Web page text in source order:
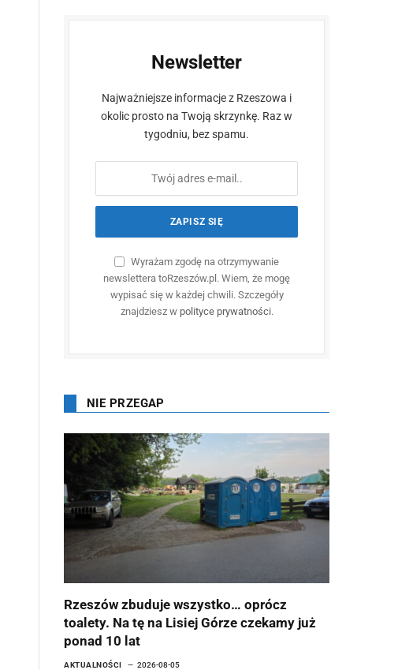
Newsletter
Najważniejsze informacje z Rzeszowa i
okolic prosto na Twoją skrzynkę. Raz w
tygodniu, bez spamu.
Wyrażam zgodę na otrzymywanie
newslettera toRzeszów.pl. Wiem, że mogę
wypisać się w każdej chwili. Szczegóły
znajdziesz w polityce prywatności.
NIE PRZEGAP
Rzeszów zbuduje wszystko… oprócz
toalety. Na tę na Lisiej Górze czekamy już
ponad 10 lat
AKTUALNOŚCI 2026-08-05